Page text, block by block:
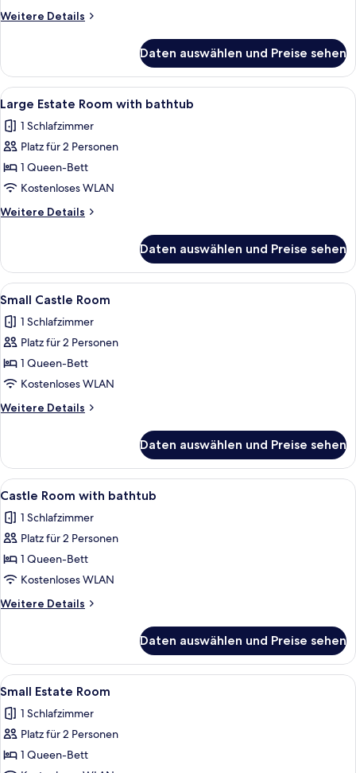
Weitere Details
Weitere
Room
with
bathtub
Daten auswählen und Preise sehen
Alle
Fotos
für
Large
Estate
Room
with
bathtub
Ein Hotelzimmer mit einem Bett,
7
Large Estate Room with bathtub
1 Schlafzimmer
Platz für 2 Personen
1 Queen-Bett
Kostenloses WLAN
Weitere Details
Weitere
Estate
Room
with
Daten auswählen und Preise sehen
Alle
Fotos
für
Small
Castle
Room
anzeigen
Ein Schlafzimmer mit einem Bett,
4
Small Castle Room
1 Schlafzimmer
Platz für 2 Personen
1 Queen-Bett
Kostenloses WLAN
Weitere Details
Weitere
Castle
Room
Daten auswählen und Preise sehen
Alle
Fotos
für
Castle
Room
with
bathtub
anzeigen
Ein Schlafzimmer mit einem großen
4
Castle Room with bathtub
1 Schlafzimmer
Platz für 2 Personen
1 Queen-Bett
Kostenloses WLAN
Weitere Details
Weitere
Room
with
bathtub
Daten auswählen und Preise sehen
Alle
Fotos
für
Small
Estate
Ein Schlafzimmer mit Bett,
5
Small Estate Room
1 Schlafzimmer
Platz für 2 Personen
1 Queen-Bett